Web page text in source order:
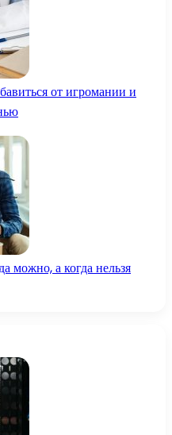
от игромании и
можно, а когда нельзя